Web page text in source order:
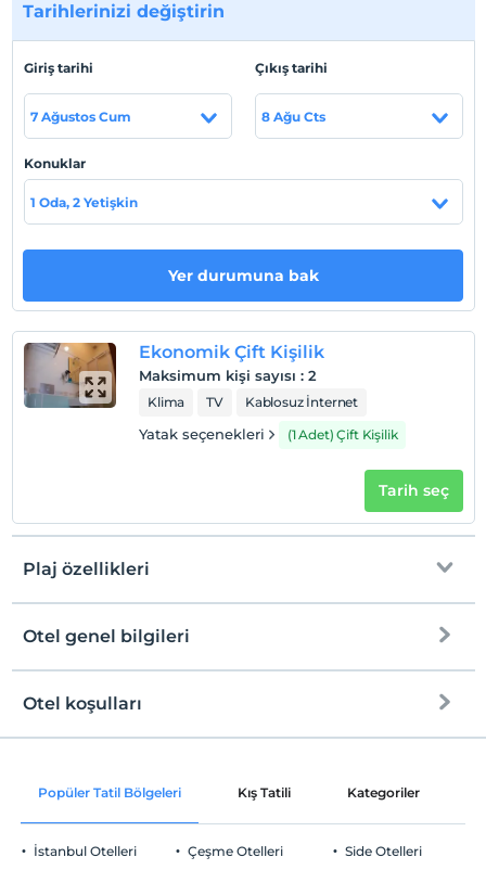
Sahil
Plaja 5 km mesafededir.
Haritada Göster
Otel koşulları
Check/in
En erken saat 14:00 ve sonrası
Check/out
En geç saat 12:00 ve öncesi
Evcil Hayvan
Evcil hayvan kabul edilmemektedir.
Her bir oda için 6 yaşına kadar 1 çocuk ücretsizdir
Tarihlerinizi değiştirin
Giriş tarihi
7 Ağustos Cum
Çıkış tarihi
8 Ağu Cts
Konuklar
1 Oda, 2 Yetişkin
Yer durumuna bak
Ekonomik Çift Kişilik
Maksimum kişi sayısı : 2
Klima TV Kablosuz İnternet
Yatak seçenekleri (1 Adet) Çift Kişilik
Tarih seç
Plaj özellikleri
Plaja 5 km mesafededir
Kum plaj
Otel genel bilgileri
Ortak alanlar ve tüm odalar
Otel koşulları
Check/in
Check/out
En geç saat 12:00 ve öncesi
Evcil Hayvan
Popüler Tatil Bölgeleri Kış Tatili Kategoriler
İstanbul Otelleri Çeşme Otelleri Side Otelleri